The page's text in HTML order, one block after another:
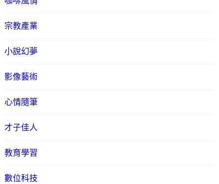
宗教產業
小說幻夢
影像藝術
心情隨筆
才子佳人
教育學習
數位科技